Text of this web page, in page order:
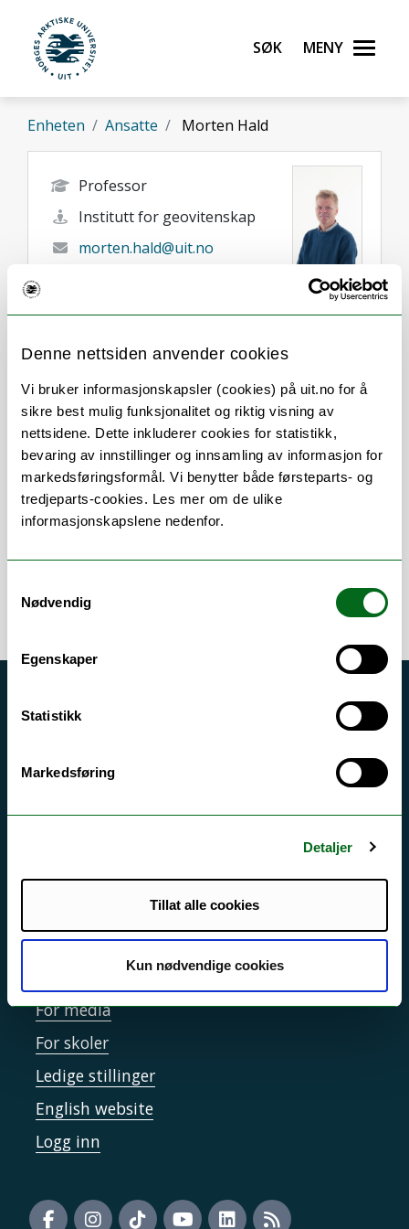
Denne nettsiden anvender cookies
Vi bruker informasjonskapsler (cookies) på uit.no for å
sikre best mulig funksjonalitet og riktig visning av
nettsidene. Dette inkluderer cookies for statistikk,
bevaring av innstillinger og innsamling av informasjon for
markedsføringsformål. Vi benytter både førsteparts- og
tredjeparts-cookies. Les mer om de ulike
informasjonskapslene nedenfor.
Nødvendig
Egenskaper
Statistikk
Markedsføring
Detaljer
Tillat alle cookies
Kun nødvendige cookies
Gå til hovedinnhold
UiT Norges arktiske universitet
Søk Meny
Enheten Ansatte Morten Hald
Professor
Institutt for geovitenskap
morten.hald@uit.no
Tromsø
Forskning og undervisning
Publikasjoner
Driftsmeldinger
Tilgjengelighetserklæring
Kontakt UiT
For media
For skoler
Ledige stillinger
English website
Logg inn